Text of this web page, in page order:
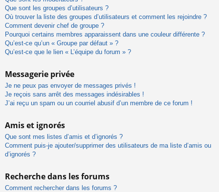
Que sont les groupes d’utilisateurs ?
Où trouver la liste des groupes d’utilisateurs et comment les rejoindre ?
Comment devenir chef de groupe ?
Pourquoi certains membres apparaissent dans une couleur différente ?
Qu’est-ce qu’un « Groupe par défaut » ?
Qu’est-ce que le lien « L’équipe du forum » ?
Messagerie privée
Je ne peux pas envoyer de messages privés !
Je reçois sans arrêt des messages indésirables !
J’ai reçu un spam ou un courriel abusif d’un membre de ce forum !
Amis et ignorés
Que sont mes listes d’amis et d’ignorés ?
Comment puis-je ajouter/supprimer des utilisateurs de ma liste d’amis ou
d’ignorés ?
Recherche dans les forums
Comment rechercher dans les forums ?